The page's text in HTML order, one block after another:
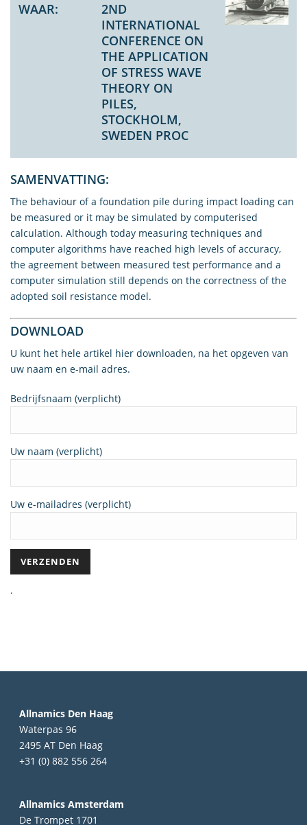
WAAR:
2ND
INTERNATIONAL
CONFERENCE ON
THE APPLICATION
OF STRESS WAVE
THEORY ON
PILES,
STOCKHOLM,
SWEDEN PROC
SAMENVATTING:
The behaviour of a foundation pile during impact loading can
be measured or it may be simulated by computerised
calculation. Although today measuring techniques and
computer algorithms have reached high levels of accuracy,
the agreement between measured test performance and a
computer simulation still depends on the correctness of the
adopted soil resistance model.
DOWNLOAD
U kunt het hele artikel hier downloaden, na het opgeven van
uw naam en e-mail adres.
Bedrijfsnaam (verplicht)
Uw naam (verplicht)
Uw e-mailadres (verplicht)
.
Allnamics Den Haag
Waterpas 96
2495 AT Den Haag
+31 (0) 882 556 264
Allnamics Amsterdam
De Trompet 1701